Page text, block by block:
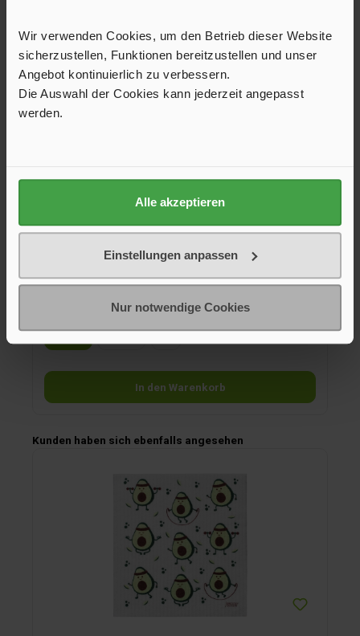
Wir verwenden Cookies, um den Betrieb dieser Website
sicherzustellen, Funktionen bereitzustellen und unser
Angebot kontinuierlich zu verbessern.
Die Auswahl der Cookies kann jederzeit angepasst
werden.
Alle akzeptieren
Einstellungen anpassen
Nur notwendige Cookies
Robuste, stoßfeste Box für den sicheren Transport von 6 oder
Schließen, platzsparend stapelbar und eine nachhaltige
8,95 €*
Farbe
In den Warenkorb
Produktgalerie überspringen
Kunden haben sich ebenfalls angesehen